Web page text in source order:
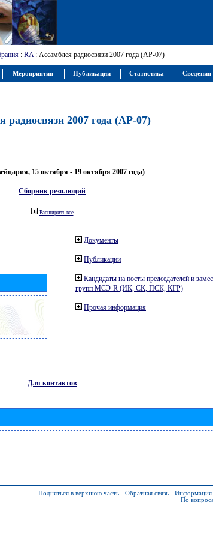
: RA: Ассамблея радиосвязи 2007 года (АР-07)
радиосвязи 2007 года (АР-07)
15 октября - 19 октября 2007 года)
Сборник резолюций
Расширить все
Документы
Публикации
Кандидаты на посты председателей и
групп МСЭ-R (ИК, СК, ПСК, КГР)
Прочая информация
Для контактов
Подняться в верхнюю часть - Обратная связь - Информация
По
Мероприятия Публикации Статистика